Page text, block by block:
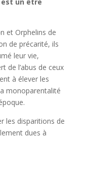
et Orphelins de
de précarité, ils
leur vie,
de l’abus de ceux
à élever les
monoparentalité
les disparitions de
dues à